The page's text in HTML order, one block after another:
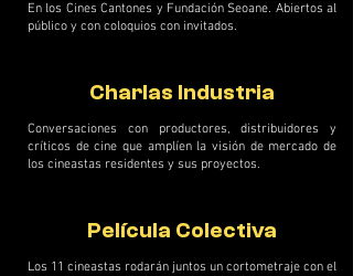
En los Cines Cantones y Fundación Seoane. Abiertos al
público y con coloquios con invitados.
Charlas Industria
Conversaciones con productores, distribuidores y
críticos de cine que amplíen la visión de mercado de
los cineastas residentes y sus proyectos.
Película Colectiva
Los 11 cineastas rodarán juntos un cortometraje con el